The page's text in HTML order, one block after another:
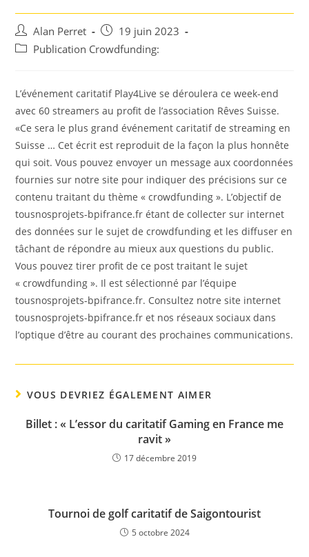
Auteur/autrice
de
Alan Perret
Post
published:
19 juin 2023
PostPublication Crowdfunding:
L’événement caritatif Play4Live se déroulera ce week-end
avec 60 streamers au profit de l’association Rêves Suisse.
«Ce sera le plus grand événement caritatif de streaming en
Suisse … Cet écrit est reproduit de la façon la plus honnête
qui soit. Vous pouvez envoyer un message aux coordonnées
fournies sur notre site pour indiquer des précisions sur ce
contenu traitant du thème « crowdfunding ». L’objectif de
tousnosprojets-bpifrance.fr étant de collecter sur internet
des données sur le sujet de crowdfunding et les diffuser en
tâchant de répondre au mieux aux questions du public.
Vous pouvez tirer profit de ce post traitant le sujet
« crowdfunding ». Il est sélectionné par l’équipe
tousnosprojets-bpifrance.fr. Consultez notre site internet
tousnosprojets-bpifrance.fr et nos réseaux sociaux dans
l’optique d’être au courant des prochaines communications.
VOUS DEVRIEZ ÉGALEMENT AIMER
Billet : « L’essor du caritatif Gaming en France me
ravit »
17 décembre 2019
Tournoi de golf caritatif de Saigontourist
5 octobre 2024